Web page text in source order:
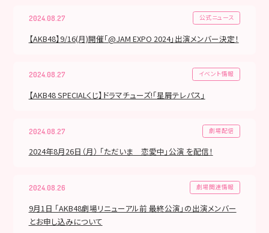
2024.08.27 公式ニュース
【AKB48】9/16(月)開催「@JAM EXPO 2024」出演メンバー決定！
2024.08.27 イベント情報
【AKB48 SPECIALくじ】ドラマチューズ!「星屑テレパス」
2024.08.27 劇場配信
2024年8月26日（月） 「ただいま 恋愛中」公演 を配信！
2024.08.26 劇場関連情報
9月1日 「AKB48劇場リニューアル前 最終公演」の出演メンバー
とお申し込みについて